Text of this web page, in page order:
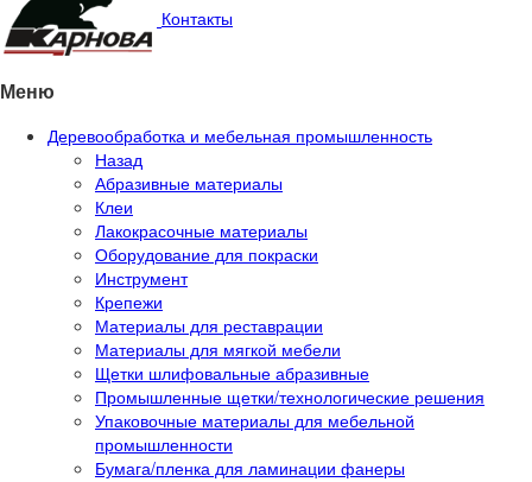
Контакты
Меню
Деревообработка и мебельная промышленность
Назад
Абразивные материалы
Клеи
Лакокрасочные материалы
Оборудование для покраски
Инструмент
Крепежи
Материалы для реставрации
Материалы для мягкой мебели
Щетки шлифовальные абразивные
Промышленные щетки/технологические решения
Упаковочные материалы для мебельной
промышленности
Бумага/пленка для ламинации фанеры